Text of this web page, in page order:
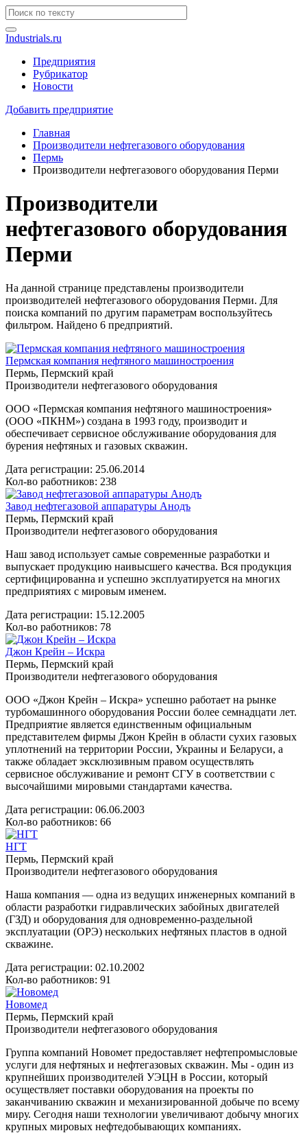
Industrials.ru
Предприятия
Рубрикатор
Новости
Добавить предприятие
Главная
Производители нефтегазового оборудования
Пермь
Производители нефтегазового оборудования Перми
Производители
нефтегазового оборудования
Перми
На данной странице представлены производители
производителей нефтегазового оборудования Перми. Для
поиска компаний по другим параметрам воспользуйтесь
фильтром. Найдено 6 предприятий.
Пермская компания нефтяного машиностроения
Пермь, Пермский край
Производители нефтегазового оборудования
ООО «Пермская компания нефтяного машиностроения»
(ООО «ПКНМ») создана в 1993 году, производит и
обеспечивает сервисное обслуживание оборудования для
бурения нефтяных и газовых скважин.
Дата регистрации: 25.06.2014
Кол-во работников: 238
Завод нефтегазовой аппаратуры Анодъ
Пермь, Пермский край
Производители нефтегазового оборудования
Наш завод использует самые современные разработки и
выпускает продукцию наивысшего качества. Вся продукция
сертифицированна и успешно эксплуатируется на многих
предприятиях с мировым именем.
Дата регистрации: 15.12.2005
Кол-во работников: 78
Джон Крейн – Искра
Пермь, Пермский край
Производители нефтегазового оборудования
ООО «Джон Крейн – Искра» успешно работает на рынке
турбомашинного оборудования России более семнадцати лет.
Предприятие является единственным официальным
представителем фирмы Джон Крейн в области сухих газовых
уплотнений на территории России, Украины и Беларуси, а
также обладает эксклюзивным правом осуществлять
сервисное обслуживание и ремонт СГУ в соответствии с
высочайшими мировыми стандартами качества.
Дата регистрации: 06.06.2003
Кол-во работников: 66
НГТ
Пермь, Пермский край
Производители нефтегазового оборудования
Наша компания — одна из ведущих инженерных компаний в
области разработки гидравлических забойных двигателей
(ГЗД) и оборудования для одновременно-раздельной
эксплуатации (ОРЭ) нескольких нефтяных пластов в одной
скважине.
Дата регистрации: 02.10.2002
Кол-во работников: 91
Новомед
Пермь, Пермский край
Производители нефтегазового оборудования
Группа компаний Новомет предоставляет нефтепромысловые
услуги для нефтяных и нефтегазовых скважин. Мы - один из
крупнейших производителей УЭЦН в России, который
осуществляет поставки оборудования на проекты по
заканчиванию скважин и механизированной добыче по всему
миру. Сегодня наши технологии увеличивают добычу многих
крупных мировых нефтедобывающих компаниях.